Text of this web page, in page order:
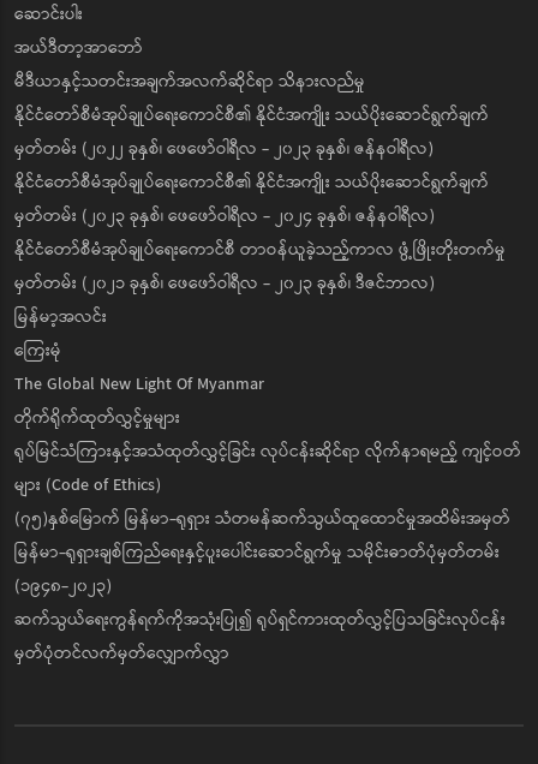
ဆောင်းပါး
အယ်ဒီတာ့အာဘော်
မီဒီယာနှင့်သတင်းအချက်အလက်ဆိုင်ရာ သိနားလည်မှု
နိုင်ငံတော်စီမံအုပ်ချုပ်ရေးကောင်စီ၏ နိုင်ငံအကျိုး သယ်ပိုးဆောင်ရွက်ချက်
မှတ်တမ်း (၂၀၂၂ ခုနှစ်၊ ဖေဖော်ဝါရီလ - ၂၀၂၃ ခုနှစ်၊ ဇန်နဝါရီလ)
နိုင်ငံတော်စီမံအုပ်ချုပ်ရေးကောင်စီ၏ နိုင်ငံအကျိုး သယ်ပိုးဆောင်ရွက်ချက်
မှတ်တမ်း (၂၀၂၃ ခုနှစ်၊ ဖေဖော်ဝါရီလ - ၂၀၂၄ ခုနှစ်၊ ဇန်နဝါရီလ)
နိုင်ငံတော်စီမံအုပ်ချုပ်ရေးကောင်စီ တာဝန်ယူခဲ့သည့်ကာလ ဖွံ့ဖြိုးတိုးတက်မှု
မှတ်တမ်း (၂၀၂၁ ခုနှစ်၊ ဖေဖော်ဝါရီလ - ၂၀၂၃ ခုနှစ်၊ ဒီဇင်ဘာလ)
မြန်မာ့အလင်း
ကြေးမုံ
The Global New Light Of Myanmar
တိုက်ရိုက်ထုတ်လွှင့်မှုများ
ရုပ်မြင်သံကြားနှင့်အသံထုတ်လွှင့်ခြင်း လုပ်ငန်းဆိုင်ရာ လိုက်နာရမည့် ကျင့်ဝတ်
များ (Code of Ethics)
(၇၅)နှစ်မြောက် မြန်မာ-ရုရှား သံတမန်ဆက်သွယ်ထူထောင်မှုအထိမ်းအမှတ်
မြန်မာ-ရုရှားချစ်ကြည်ရေးနှင့်ပူးပေါင်းဆောင်ရွက်မှု သမိုင်းဓာတ်ပုံမှတ်တမ်း
(၁၉၄၈-၂၀၂၃)
ဆက်သွယ်ရေးကွန်ရက်ကိုအသုံးပြု၍ ရုပ်ရှင်ကားထုတ်လွှင့်ပြသခြင်းလုပ်ငန်း
မှတ်ပုံတင်လက်မှတ်လျှောက်လွှာ